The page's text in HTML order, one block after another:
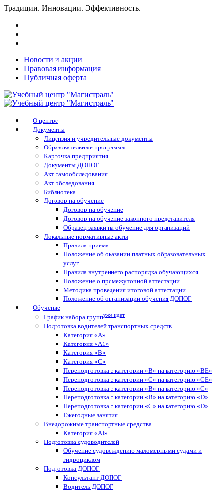
Традиции. Инновации. Эффективность.
Новости и акции
Правовая информация
Публичная оферта
О центре
Документы
Лицензия и учредительные документы
Образовательные программы
Карточка предприятия
Документы ДОПОГ
Акт самообследования
Акт обследования
Библиотека
Договор на обучение
Договор на обучение
Договор на обучение законного представителя
Образец заявки на обучение для организаций
Локальные нормативные акты
Правила приема
Положение об оказании платных образовательных
услуг
Правила внутреннего распорядка обучающихся
Положение о промежуточной аттестации
Методика проведения итоговой аттестации
Положение об организации обучения ДОПОГ
Обучение
График набора группуже идет
Подготовка водителей транспортных средств
Категория «A»
Категория «A1»
Категория «B»
Категория «C»
Переподготовка с категории «В» на категорию «BE»
Переподготовка с категории «С» на категорию «CE»
Переподготовка с категории «B» на категорию «C»
Переподготовка с категории «В» на категорию «D»
Переподготовка с категории «C» на категорию «D»
Ежегодные занятия
Внедорожные транспортные средства
Категория «АI»
Подготовка судоводителей
Обучение судовождению маломерными судами и
гидроциклом
Подготовка ДОПОГ
Консультант ДОПОГ
Водитель ДОПОГ